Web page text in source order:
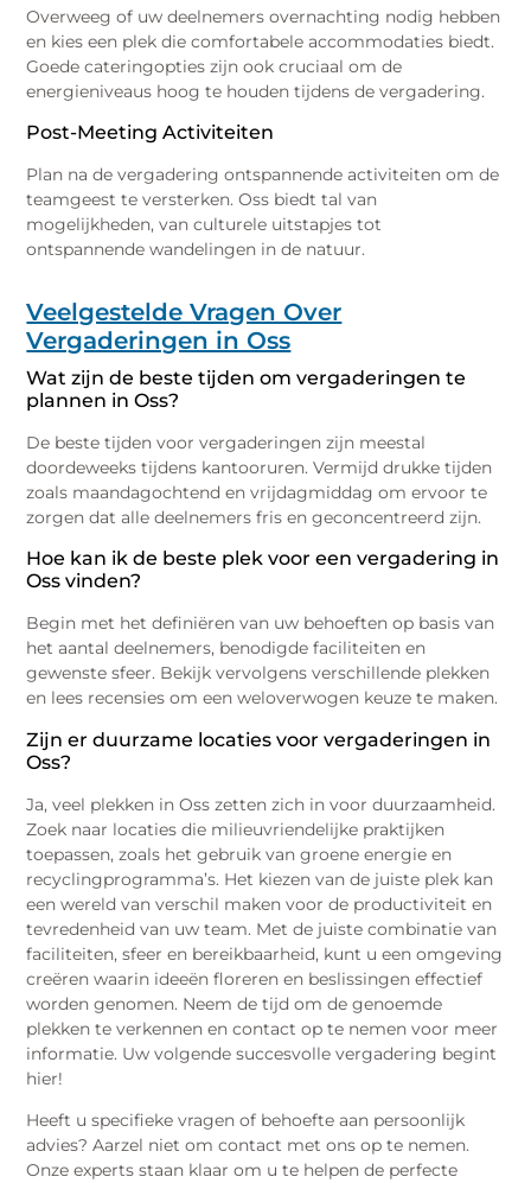
Overweeg of uw deelnemers overnachting nodig hebben
en kies een plek die comfortabele accommodaties biedt.
Goede cateringopties zijn ook cruciaal om de
energieniveaus hoog te houden tijdens de vergadering.
Post-Meeting Activiteiten
Plan na de vergadering ontspannende activiteiten om de
teamgeest te versterken. Oss biedt tal van
mogelijkheden, van culturele uitstapjes tot
ontspannende wandelingen in de natuur.
Veelgestelde Vragen Over
Vergaderingen in Oss
Wat zijn de beste tijden om vergaderingen te
plannen in Oss?
De beste tijden voor vergaderingen zijn meestal
doordeweeks tijdens kantooruren. Vermijd drukke tijden
zoals maandagochtend en vrijdagmiddag om ervoor te
zorgen dat alle deelnemers fris en geconcentreerd zijn.
Hoe kan ik de beste plek voor een vergadering in
Oss vinden?
Begin met het definiëren van uw behoeften op basis van
het aantal deelnemers, benodigde faciliteiten en
gewenste sfeer. Bekijk vervolgens verschillende plekken
en lees recensies om een weloverwogen keuze te maken.
Zijn er duurzame locaties voor vergaderingen in
Oss?
Ja, veel plekken in Oss zetten zich in voor duurzaamheid.
Zoek naar locaties die milieuvriendelijke praktijken
toepassen, zoals het gebruik van groene energie en
recyclingprogramma’s. Het kiezen van de juiste plek kan
een wereld van verschil maken voor de productiviteit en
tevredenheid van uw team. Met de juiste combinatie van
faciliteiten, sfeer en bereikbaarheid, kunt u een omgeving
creëren waarin ideeën floreren en beslissingen effectief
worden genomen. Neem de tijd om de genoemde
plekken te verkennen en contact op te nemen voor meer
informatie. Uw volgende succesvolle vergadering begint
hier!
Heeft u specifieke vragen of behoefte aan persoonlijk
advies? Aarzel niet om contact met ons op te nemen.
Onze experts staan klaar om u te helpen de perfecte